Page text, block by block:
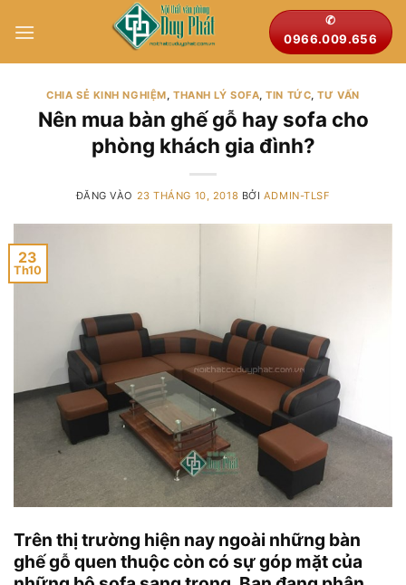
qua
✆
0966.009.656
CHIA SẺ KINH NGHIỆM, THANH LÝ SOFA,TIN TỨC,TƯ VẤN
Nên mua bàn ghế gỗ hay sofa cho
phòng khách gia đình?
ĐĂNG VÀO 23 THÁNG 10, 2018 BỞI ADMIN-TLSF
23
Th10
Trên thị trường hiện nay ngoài những bàn
ghế gỗ quen thuộc còn có sự góp mặt của